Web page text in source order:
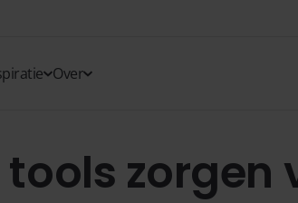
Over
zorgen